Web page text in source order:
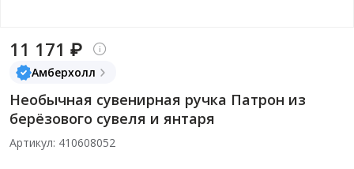
11 171 ₽
Амберхолл
Необычная сувенирная ручка Патрон из
берёзового сувеля и янтаря
Артикул: 410608052